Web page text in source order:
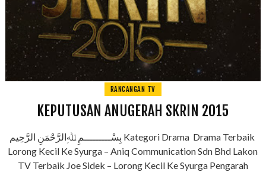
RANCANGAN TV
KEPUTUSAN ANUGERAH SKRIN 2015
بِسْـــــــــمِ ﷲِالرَّحْمَنِ الرَّحِيم Kategori Drama Drama Terbaik
Lorong Kecil Ke Syurga – Aniq Communication Sdn Bhd Lakon
TV Terbaik Joe Sidek – Lorong Kecil Ke Syurga Pengarah